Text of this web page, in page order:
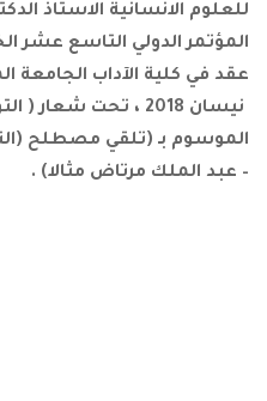
للعلوم الانسانية الاستاذ
المؤتمر الدولي التاسع عشر
نيسان 2018 ، تحت
الموسوم بـ (تلقي مصطلح
– عبد الملك مرتاض مثالا) .